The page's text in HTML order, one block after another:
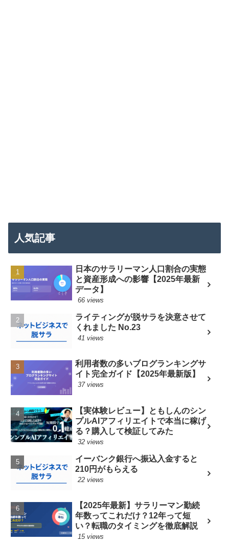
人気記事
日本のサラリーマン人口割合の実態
と資産形成への影響【2025年最新
データ】
66 views
ライティングが脱サラを決意させて
くれました No.23
41 views
利用者数の多いブログランキングサ
イト完全ガイド【2025年最新版】
37 views
【実体験レビュー】ともしんのシン
プルAIアフィリエイトで本当に稼げ
る？購入して検証してみた
32 views
イーバンク銀行へ振込入金すると
210円がもらえる
22 views
【2025年最新】サラリーマン勤続
年数ってこれだけ？12年って短
い？転職のタイミングを徹底解説
15 views